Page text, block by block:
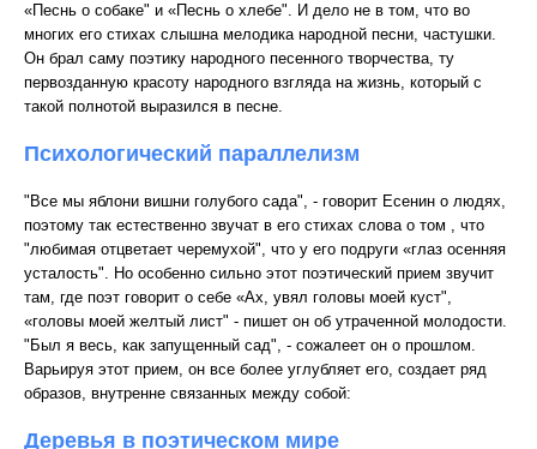
«Песнь о собаке" и «Песнь о хлебе". И дело не в том, что во
многих его стихах слышна мелодика народной песни, частушки.
Он брал саму поэтику народного песенного творчества, ту
первозданную красоту народного взгляда на жизнь, который с
такой полнотой выразился в песне.
Психологический параллелизм
"Все мы яблони вишни голубого сада", - говорит Есенин о людях,
поэтому так естественно звучат в его стихах слова о том , что
"любимая отцветает черемухой", что у его подруги «глаз осенняя
усталость". Но особенно сильно этот поэтический прием звучит
там, где поэт говорит о себе «Ах, увял головы моей куст",
«головы моей желтый лист" - пишет он об утраченной молодости.
"Был я весь, как запущенный сад", - сожалеет он о прошлом.
Варьируя этот прием, он все более углубляет его, создает ряд
образов, внутренне связанных между собой:
Деревья в поэтическом мире